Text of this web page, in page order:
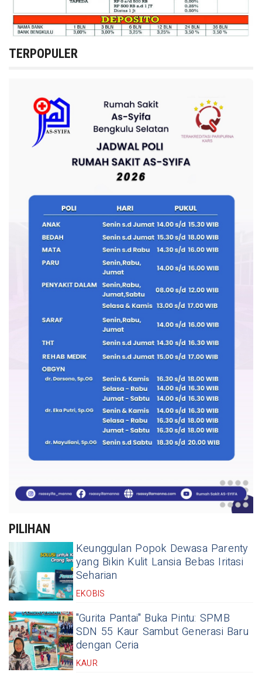
TERPOPULER
PILIHAN
Keunggulan Popok Dewasa Parenty
yang Bikin Kulit Lansia Bebas Iritasi
Seharian
EKOBIS
"Gurita Pantai" Buka Pintu: SPMB
SDN 55 Kaur Sambut Generasi Baru
dengan Ceria
KAUR